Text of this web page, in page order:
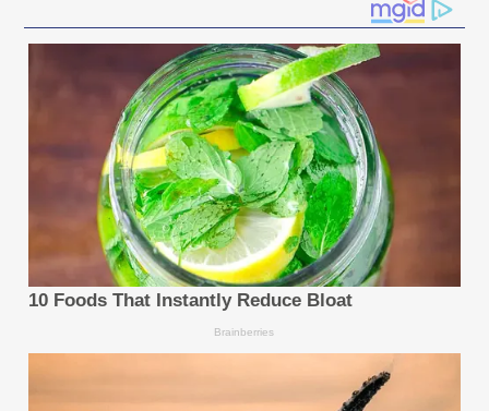
ไป แต่กำลังเกิดขึ้นจริงในขณะนี้ด้วยอัตราเร่งที่สูงขึ้นอย่าง
ต่อเนื่อง ทั้งน่าทึ่งและน่าวิตกในเวลาเดียวกัน เพราะไม่มี
ใครรู้ว่าการปฏิวัติครั้งนี้จะดำเนินไปในทิศทางใด สิ่งหนึ่งที่
ผมเชื่อคือ AI จะยังคงอยู่ต่อไปและพัฒนาอย่างต่อเนื่อง ผู้
ที่ปรับตัวได้จะพบกับโอกาสใหม่ ๆ ขณะที่ผู้ที่ไม่สามารถปรับ
ตัวได้เสี่ยงที่จะถูกทิ้งไว้เบื้องหลังในตลาดที่ไม่ได้เคลื่อนไหว
ในรูปแบบเดิมอีกต่อไป"
เกี่ยวกับ FP Markets
FP Markets เป็นโบรกเกอร์ออนไลน์ที่อยู่ภายใต้การกำกับ
ดูแลจากหลายหน่วยงานกำกับดูแล และมอบการเข้าถึง
ตลาดการเงินทั่วโลกอย่างน่าเชื่อถือให้แก่ผู้ซื้อขาย ลูกค้าได้
รับประโยชน์จากสเปรดที่แคบ การส่งคำสั่งซื้อขายที่รวดเร็ว
และแพลตฟอร์มการซื้อขายที่หลากหลาย FP Markets
เดินหน้าขยายบริการอย่างต่อเนื่องผ่านการปรับปรุงรูปแบบ
การกำหนดราคา การพัฒนาเครื่องมือการซื้อขาย และการ